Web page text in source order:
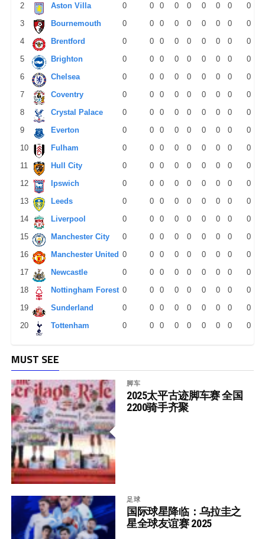
2 Aston Villa 0 0 0 0 0 0 0 0
0
3
Bournemouth 0 0 0 0 0 0 0 0
0
4
Brentford 0 0 0 0 0 0 0 0
0
5
Brighton 0 0 0 0 0 0 0 0
0
6
Chelsea 0 0 0 0 0 0 0 0
0
7
Coventry 0 0 0 0 0 0 0 0
0
8
Crystal Palace 0 0 0 0 0 0 0 0
0
9
Everton 0 0 0 0 0 0 0 0
0
10
Fulham 0 0 0 0 0 0 0 0
0
11
Hull City 0 0 0 0 0 0 0 0
0
12
Ipswich 0 0 0 0 0 0 0 0
0
13
Leeds 0 0 0 0 0 0 0 0
0
14
Liverpool 0 0 0 0 0 0 0 0
0
15
Manchester City 0 0 0 0 0 0 0 0
0
16
Manchester United 0 0 0 0 0 0 0 0
0
17
Newcastle 0 0 0 0 0 0 0 0
0
18
Nottingham Forest 0 0 0 0 0 0 0 0
0
19
Sunderland 0 0 0 0 0 0 0 0
0
20
Tottenham 0 0 0 0 0 0 0 0 0
MUST SEE
脚车
2025太平古迹脚车赛 全国
2200骑手齐聚
足球
国际球星降临：乌拉圭之
星全球友谊赛 2025